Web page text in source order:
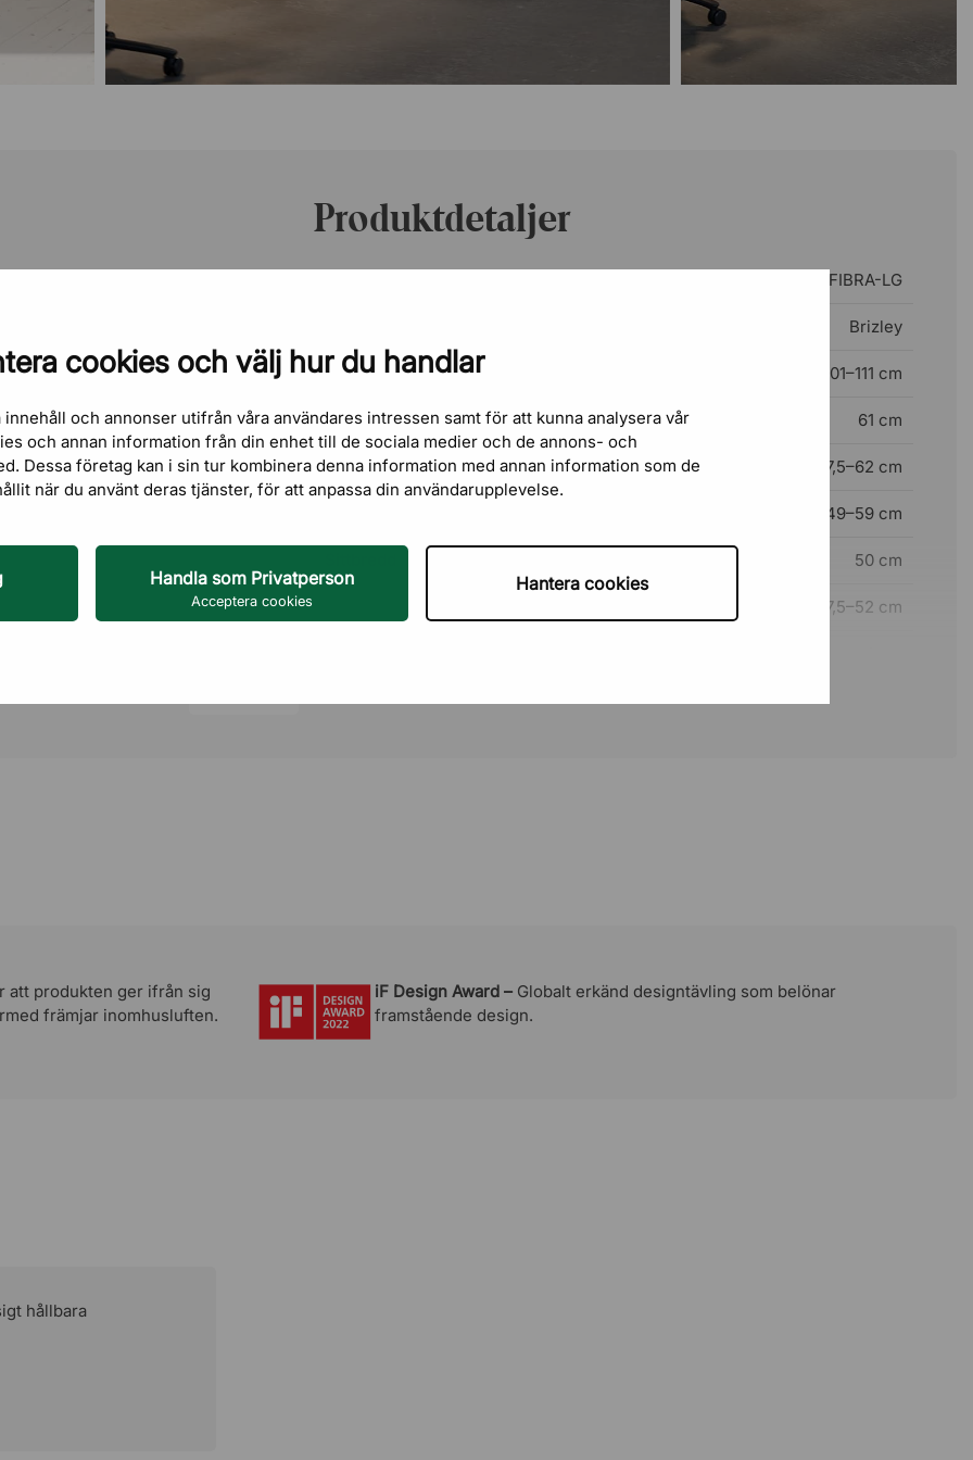
cookies och välj hur du handlar
och annonser utifrån våra användares intressen samt för att kunna analysera vår
och annan information från din enhet till de sociala medier och de annons- och
Dessa företag kan i sin tur kombinera denna information med annan information som de
när du använt deras tjänster, för att anpassa din användarupplevelse.
Handla som Privatperson
Acceptera cookies
Hantera cookies
hur långt bak du vill
låsa gungan i tre
sitsen,
dagen.
positionen som
in armstöden i nivå
vinkel får du
Produktdetaljer
OC-FIBRA-LG
Brizley
Höjd 101–111 cm
Bredd 61 cm
Djup 57,5–62 cm
49–59 cm
50 cm
47,5–52 cm
Nackstöd
Justerbart sittdjup
Gungfunktion
produkten ger ifrån sig
främjar inomhusluften.
iF Design Award – Globalt erkänd designtävling som belönar
framstående design.
hållbara